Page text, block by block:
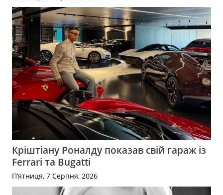
Кріштіану Роналду показав свій гараж із
Ferrari та Bugatti
П’ятниця, 7 Серпня, 2026